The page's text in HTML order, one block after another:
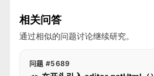
相关问答
通过相似的问题讨论继续研究。
问题 #5689